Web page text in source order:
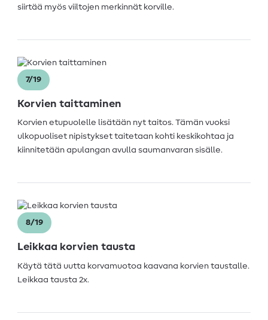
siirtää myös viiltojen merkinnät korville.
7/19
Korvien taittaminen
Korvien etupuolelle lisätään nyt taitos. Tämän vuoksi
ulkopuoliset nipistykset taitetaan kohti keskikohtaa ja
kiinnitetään apulangan avulla saumanvaran sisälle.
8/19
Leikkaa korvien tausta
Käytä tätä uutta korvamuotoa kaavana korvien taustalle.
Leikkaa tausta 2x.